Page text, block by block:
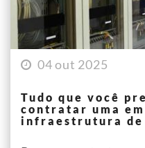
04 out 2025
Tudo que você
contratar uma
infraestrutura de